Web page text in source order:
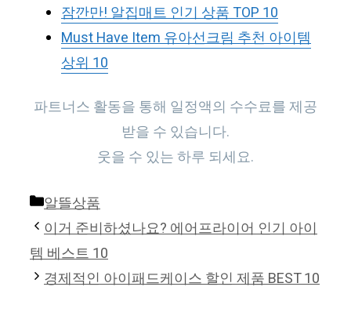
잠깐만! 알집매트 인기 상품 TOP 10
Must Have Item 유아선크림 추천 아이템
상위 10
파트너스 활동을 통해 일정액의 수수료를 제공
받을 수 있습니다.
웃을 수 있는 하루 되세요.
Categories
알뜰상품
이거 준비하셨나요? 에어프라이어 인기 아이
템 베스트 10
경제적인 아이패드케이스 할인 제품 BEST 10